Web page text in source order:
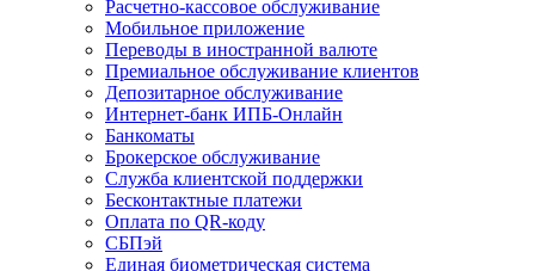
Расчетно-кассовое обслуживание
Мобильное приложение
Переводы в иностранной валюте
Премиальное обслуживание клиентов
Депозитарное обслуживание
Интернет-банк ИПБ-Онлайн
Банкоматы
Брокерское обслуживание
Служба клиентской поддержки
Бесконтактные платежи
Оплата по QR-коду
СБПэй
Единая биометрическая система